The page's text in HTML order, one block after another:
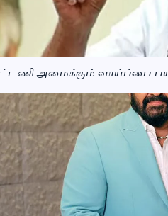
அமைக்கும் வாய்ப்பை